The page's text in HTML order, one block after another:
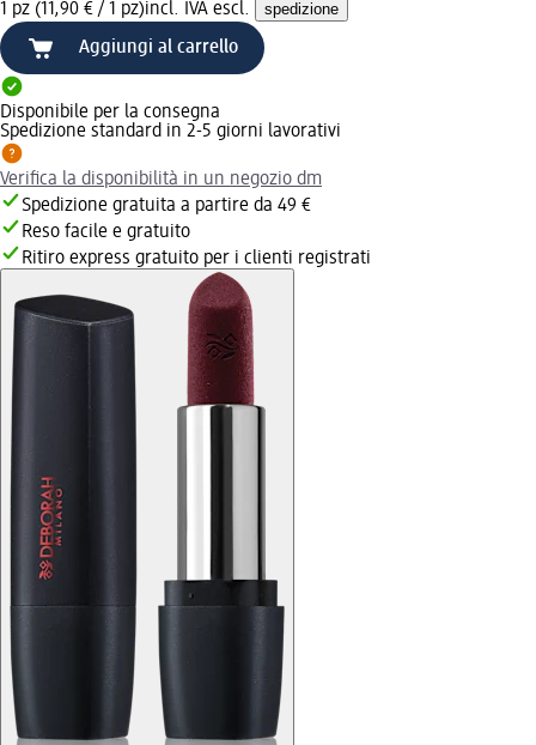
1 pz (11,90 € / 1 pz)incl. IVA escl. spedizione
Aggiungi al carrello
Disponibile per la consegna
Spedizione standard in 2-5 giorni lavorativi
Verifica la disponibilità in un negozio dm
Spedizione gratuita a partire da 49 €
Reso facile e gratuito
Ritiro express gratuito per i clienti registrati